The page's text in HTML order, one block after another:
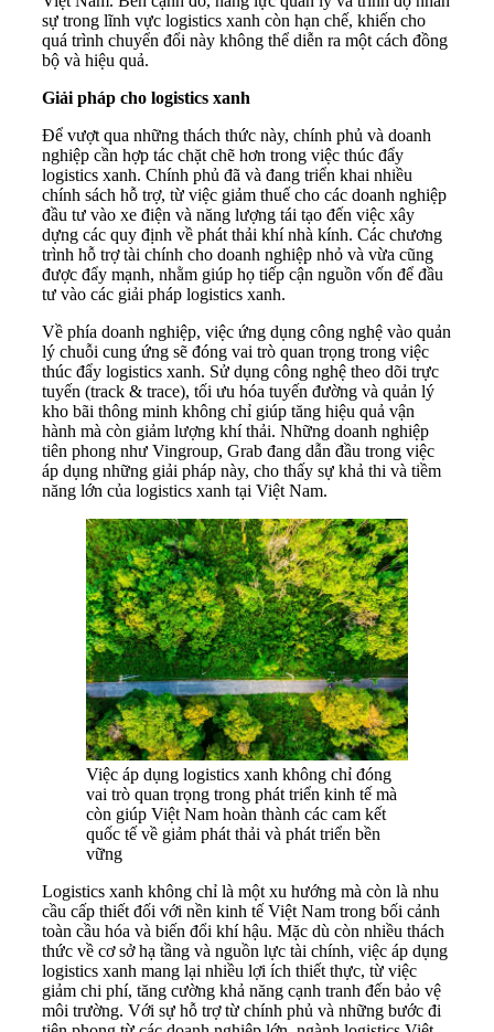
sự trong lĩnh vực logistics xanh còn hạn chế, khiến cho
quá trình chuyển đổi này không thể diễn ra một cách đồng
bộ và hiệu quả.
Giải pháp cho logistics xanh
Để vượt qua những thách thức này, chính phủ và doanh
nghiệp cần hợp tác chặt chẽ hơn trong việc thúc đẩy
logistics xanh. Chính phủ đã và đang triển khai nhiều
chính sách hỗ trợ, từ việc giảm thuế cho các doanh nghiệp
đầu tư vào xe điện và năng lượng tái tạo đến việc xây
dựng các quy định về phát thải khí nhà kính. Các chương
trình hỗ trợ tài chính cho doanh nghiệp nhỏ và vừa cũng
được đẩy mạnh, nhằm giúp họ tiếp cận nguồn vốn để đầu
tư vào các giải pháp logistics xanh.
Về phía doanh nghiệp, việc ứng dụng công nghệ vào quản
lý chuỗi cung ứng sẽ đóng vai trò quan trọng trong việc
thúc đẩy logistics xanh. Sử dụng công nghệ theo dõi trực
tuyến (track & trace), tối ưu hóa tuyến đường và quản lý
kho bãi thông minh không chỉ giúp tăng hiệu quả vận
hành mà còn giảm lượng khí thải. Những doanh nghiệp
tiên phong như Vingroup, Grab đang dẫn đầu trong việc
áp dụng những giải pháp này, cho thấy sự khả thi và tiềm
năng lớn của logistics xanh tại Việt Nam.
Việc áp dụng logistics xanh không chỉ đóng
vai trò quan trọng trong phát triển kinh tế mà
còn giúp Việt Nam hoàn thành các cam kết
quốc tế về giảm phát thải và phát triển bền
vững
Logistics xanh không chỉ là một xu hướng mà còn là nhu
cầu cấp thiết đối với nền kinh tế Việt Nam trong bối cảnh
toàn cầu hóa và biến đổi khí hậu. Mặc dù còn nhiều thách
thức về cơ sở hạ tầng và nguồn lực tài chính, việc áp dụng
logistics xanh mang lại nhiều lợi ích thiết thực, từ việc
giảm chi phí, tăng cường khả năng cạnh tranh đến bảo vệ
môi trường. Với sự hỗ trợ từ chính phủ và những bước đi